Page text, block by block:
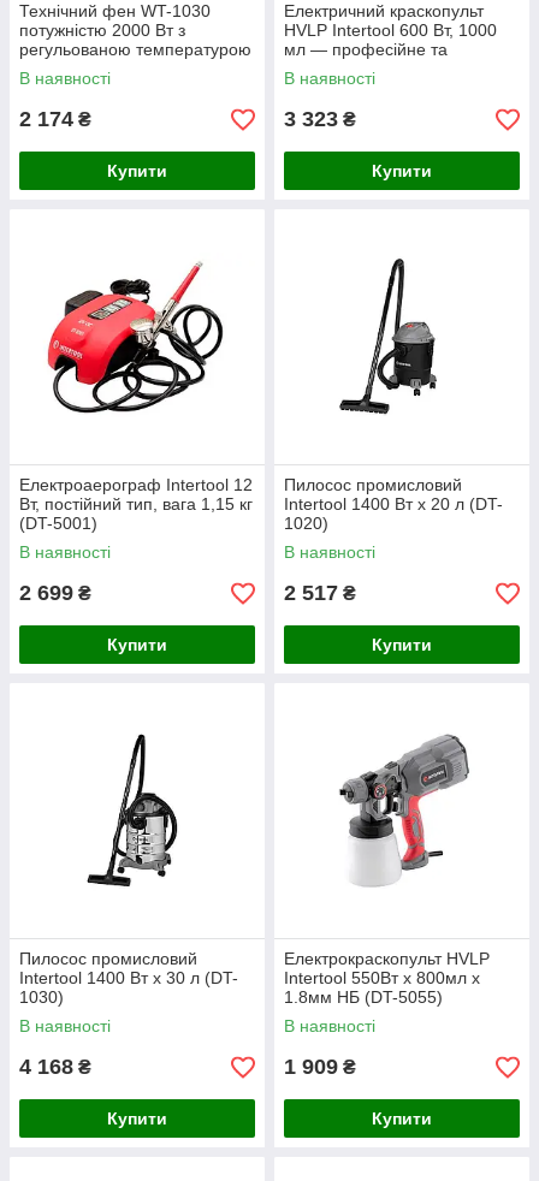
Технічний фен WT-1030
потужністю 2000 Вт з
регульованою температурою
50–600 °С та трьома
режимами роботи в
В наявності
2 174 ₴
Купити
Електричний краскопульт
HVLP Intertool 600 Вт, 1000
мл — професійне та
рівномірне фарбування
В наявності
3 323 ₴
Купити
Електроаерограф Intertool 12
Вт, постійний тип, вага 1,15 кг
(DT-5001)
В наявності
2 699 ₴
Купити
Пилосос промисловий
Intertool 1400 Вт x 20 л (DT-
1020)
В наявності
2 517 ₴
Купити
Пилосос промисловий
Intertool 1400 Вт x 30 л (DT-
1030)
В наявності
4 168 ₴
Купити
Електрокраскопульт HVLP
Intertool 550Вт x 800мл x
1.8мм НБ (DT-5055)
В наявності
1 909 ₴
Купити